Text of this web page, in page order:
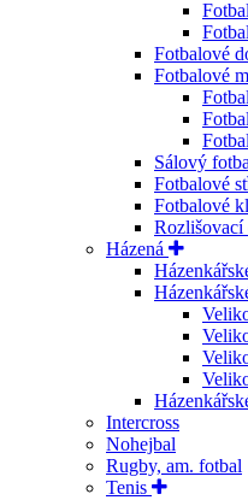
Fotbalové
Fotbalové
Sálový
Fotbalové
Fotbalové
Rozlišovací
Házená
Intercross
Nohejbal
Rugby, am. fotbal
Tenis